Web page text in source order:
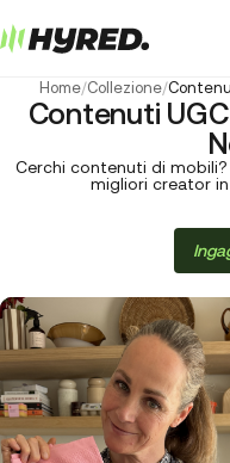
Home/Collezione/
Contenuti
Cerchi contenuti di
migliori creator in